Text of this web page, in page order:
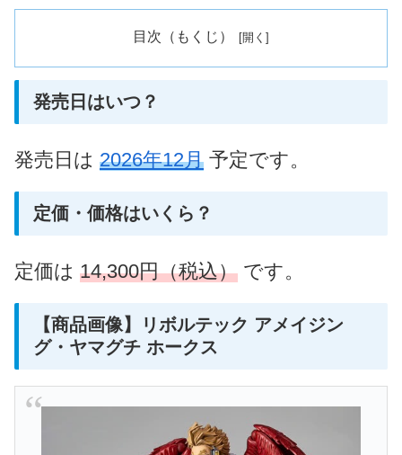
目次（もくじ）
発売日はいつ？
発売日は 2026年12月 予定です。
定価・価格はいくら？
定価は 14,300円（税込） です。
【商品画像】リボルテック アメイジン
グ・ヤマグチ ホークス